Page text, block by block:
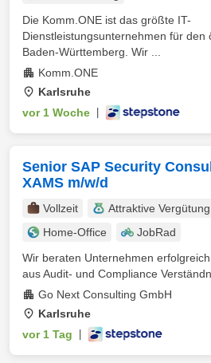
Die Komm.ONE ist das größte IT-
Dienstleistungsunternehmen für den
Baden-Württemberg. Wir ...
Komm.ONE
Karlsruhe
vor 1 Woche
Senior SAP Security
XAMS m/w/d
Vollzeit Attraktive Vergütung
Home-Office
JobRad
Wir beraten Unternehmen
aus Audit- und Compliance
Go Next Consulting GmbH
Karlsruhe
vor 1 Tag